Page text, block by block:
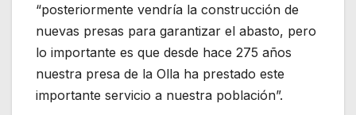
“posteriormente vendría la construcción de
nuevas presas para garantizar el abasto, pero
lo importante es que desde hace 275 años
nuestra presa de la Olla ha prestado este
importante servicio a nuestra población”.